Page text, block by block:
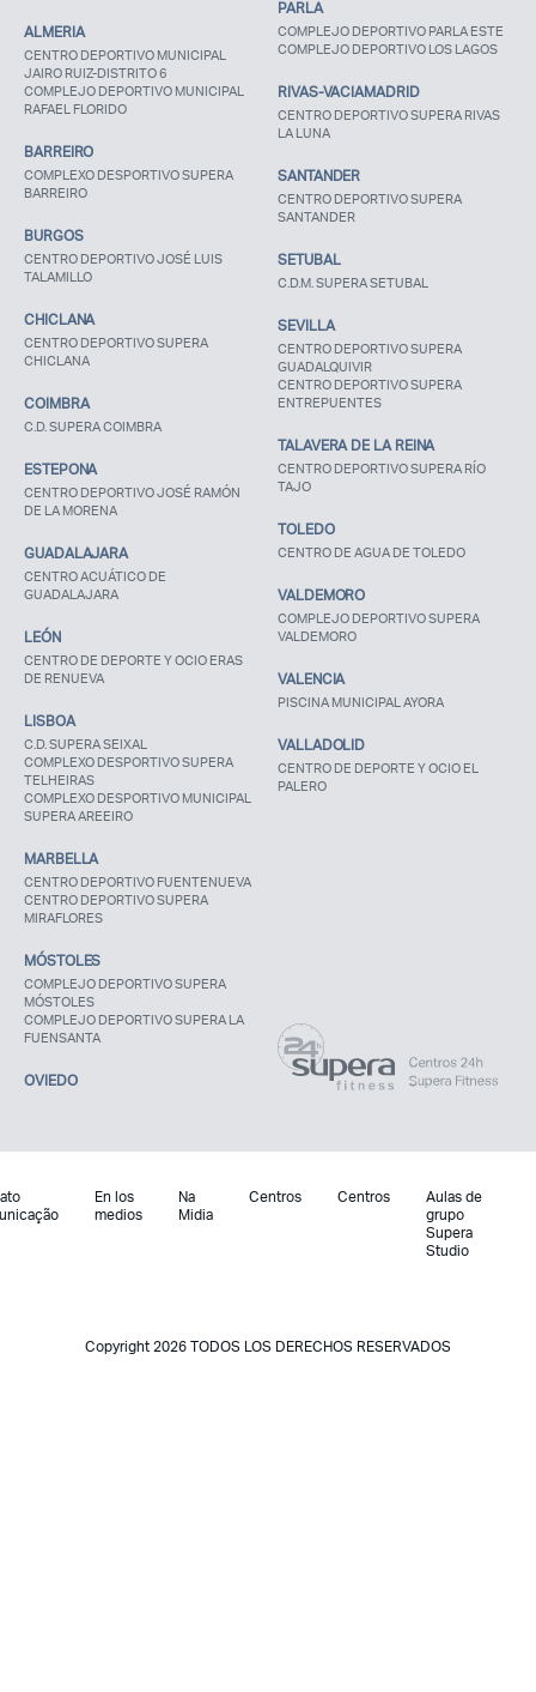
ALMERIA
CENTRO DEPORTIVO MUNICIPAL
JAIRO RUIZ-DISTRITO 6
COMPLEJO DEPORTIVO MUNICIPAL
RAFAEL FLORIDO
BARREIRO
COMPLEXO DESPORTIVO SUPERA
BARREIRO
BURGOS
CENTRO DEPORTIVO JOSÉ LUIS
TALAMILLO
CHICLANA
CENTRO DEPORTIVO SUPERA
CHICLANA
COIMBRA
C.D. SUPERA COIMBRA
ESTEPONA
CENTRO DEPORTIVO JOSÉ RAMÓN
DE LA MORENA
GUADALAJARA
CENTRO ACUÁTICO DE
GUADALAJARA
LEÓN
CENTRO DE DEPORTE Y OCIO ERAS
DE RENUEVA
LISBOA
C.D. SUPERA SEIXAL
COMPLEXO DESPORTIVO SUPERA
TELHEIRAS
COMPLEXO DESPORTIVO MUNICIPAL
SUPERA AREEIRO
MARBELLA
CENTRO DEPORTIVO FUENTENUEVA
CENTRO DEPORTIVO SUPERA
MIRAFLORES
MÓSTOLES
COMPLEJO DEPORTIVO SUPERA
MÓSTOLES
COMPLEJO DEPORTIVO SUPERA LA
FUENSANTA
OVIEDO
PARLA
COMPLEJO DEPORTIVO PARLA ESTE
COMPLEJO DEPORTIVO LOS LAGOS
RIVAS-VACIAMADRID
CENTRO DEPORTIVO SUPERA RIVAS
LA LUNA
SANTANDER
CENTRO DEPORTIVO SUPERA
SANTANDER
SETUBAL
C.D.M. SUPERA SETUBAL
SEVILLA
CENTRO DEPORTIVO SUPERA
GUADALQUIVIR
CENTRO DEPORTIVO SUPERA
ENTREPUENTES
TALAVERA DE LA REINA
CENTRO DEPORTIVO SUPERA RÍO
TAJO
TOLEDO
CENTRO DE AGUA DE TOLEDO
VALDEMORO
COMPLEJO DEPORTIVO SUPERA
VALDEMORO
VALENCIA
PISCINA MUNICIPAL AYORA
VALLADOLID
CENTRO DE DEPORTE Y OCIO EL
PALERO
En los
medios
Na
Midia
Centros Centros
Aulas de
grupo
Supera
Studio
Copyright 2026 TODOS LOS DERECHOS RESERVADOS